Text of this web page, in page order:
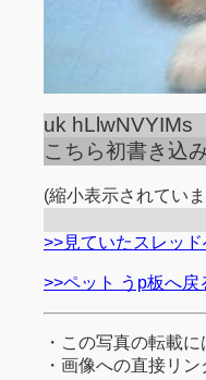
uk hLlwNVYIMs
こちら初書き込
(縮小表示されてい
>>見ていたスレッド
>>ペット うp板へ戻
・この写真の転載
・画像への直接リ